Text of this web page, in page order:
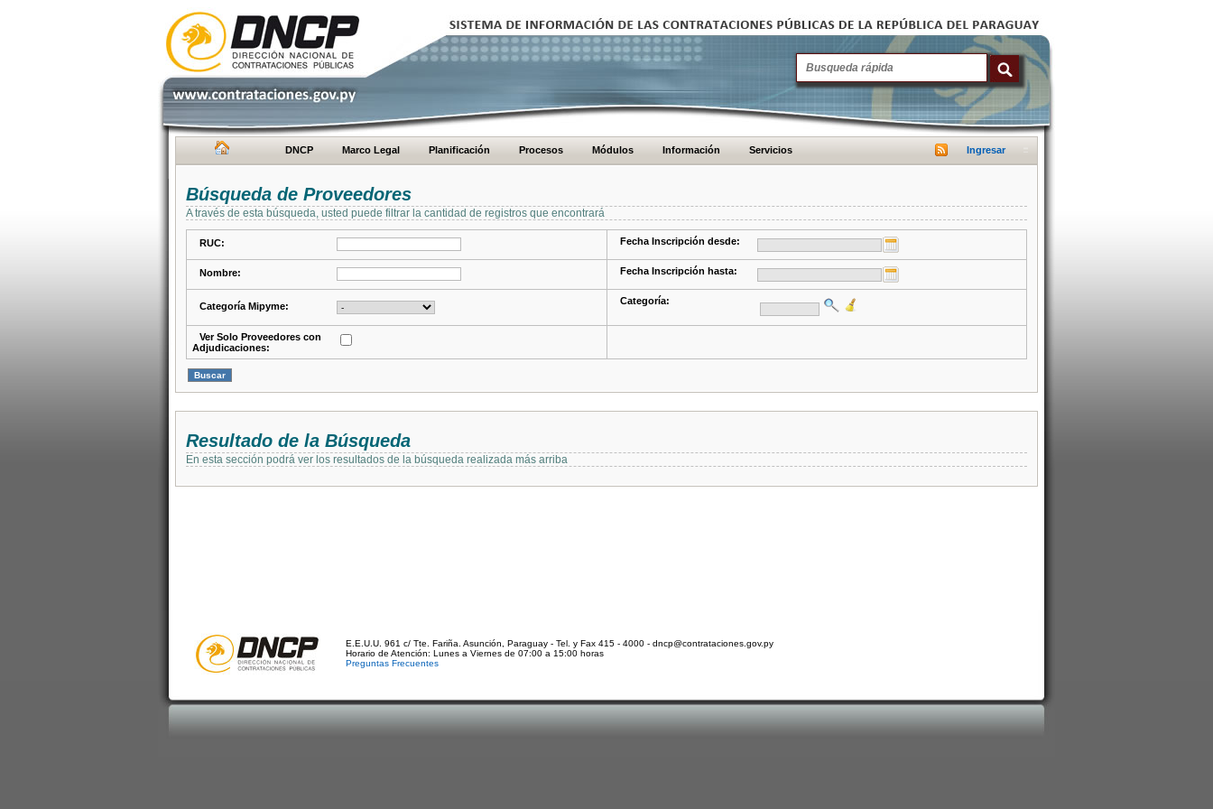
DNCP Marco Legal Planificación Procesos Módulos Información Servicios Ingresar
Búsqueda de Proveedores
A través de esta búsqueda, usted puede filtrar la cantidad de registros que encontrará
RUC: Fecha Inscripción desde:
Nombre: Fecha Inscripción hasta:
Categoría Mipyme: Categoría:
Ver Solo Proveedores con
Adjudicaciones:
Resultado de la Búsqueda
En esta sección podrá ver los resultados de la búsqueda realizada más arriba
E.E.U.U. 961 c/ Tte. Fariña. Asunción, Paraguay - Tel. y Fax 415 - 4000 - dncp@contrataciones.gov.py
Horario de Atención: Lunes a Viernes de 07:00 a 15:00 horas
Preguntas Frecuentes